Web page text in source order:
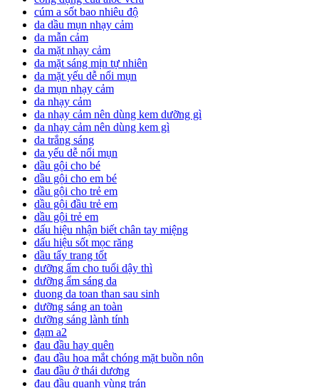
cúm a sốt bao nhiêu độ
da dầu mụn nhạy cảm
da mẫn cảm
da mặt nhạy cảm
da mặt sáng mịn tự nhiên
da mặt yếu dễ nổi mụn
da mụn nhạy cảm
da nhạy cảm
da nhạy cảm nên dùng kem dưỡng gì
da nhạy cảm nên dùng kem gì
da trắng sáng
da yếu dễ nổi mụn
dầu gội cho bé
dầu gội cho em bé
dầu gội cho trẻ em
dầu gội đầu trẻ em
dầu gội trẻ em
dấu hiệu nhận biết chân tay miệng
dấu hiệu sốt mọc răng
dầu tẩy trang tốt
dưỡng ẩm cho tuổi dậy thì
dưỡng ẩm sáng da
duong da toan than sau sinh
dưỡng sáng an toàn
dưỡng sáng lành tính
đạm a2
đau đầu hay quên
đau đầu hoa mắt chóng mặt buồn nôn
đau đầu ở thái dương
đau đầu quanh vùng trán